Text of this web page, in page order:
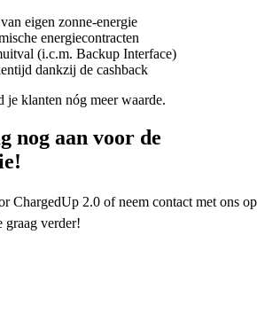
eigen zonne-energie
energiecontracten
(i.c.m. Backup Interface)
dankzij de cashback
je klanten nóg meer waarde.
nog aan voor de
ChargedUp 2.0 of neem contact met ons op
graag verder!